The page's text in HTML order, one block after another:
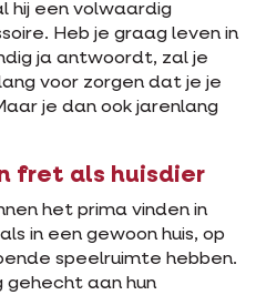
hij een volwaardig
Heb je graag leven in
ja antwoordt, zal je
voor zorgen dat je je
je dan ook jarenlang
fret als huisdier
het prima vinden in
in een gewoon huis, op
speelruimte hebben.
gehecht aan hun